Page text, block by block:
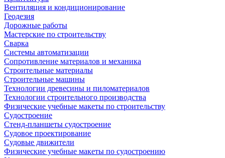
Вентиляция и кондиционирование
Геодезия
Дорожные работы
Мастерские по строительству
Сварка
Системы автоматизации
Сопротивление материалов и механика
Строительные материалы
Строительные машины
Технологии древесины и пиломатериалов
Технологии строительного производства
Физические учебные макеты по строительству
Судостроение
Стенд-планшеты судостроение
Судовое проектирование
Судовые движители
Физические учебные макеты по судостроению